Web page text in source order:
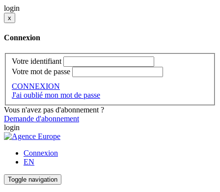
login
x
Connexion
Votre identifiant
Votre mot de passe
CONNEXION
J'ai oublié mon mot de passe
Vous n'avez pas d'abonnement ?
Demande d'abonnement
login
Connexion
EN
Toggle navigation